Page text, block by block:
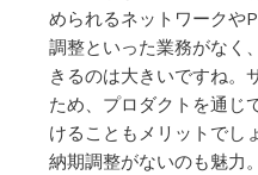
められるネットワークや
調整といった業務がなく
きるのは大きいですね。
ため、プロダクトを通じ
けることもメリットでし
納期調整がないのも魅力